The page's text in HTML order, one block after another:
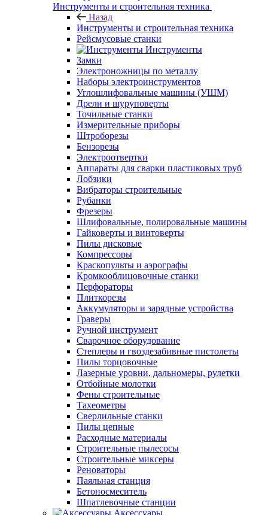
Инструменты и строительная техника
Назад
Инструменты и строительная техника
Рейсмусовые станки
Инструменты
Замки
Электроножницы по металлу
Наборы электроинструментов
Углошлифовальные машины (УШМ)
Дрели и шуруповерты
Точильные станки
Измерительные приборы
Штроборезы
Бензорезы
Электроотвертки
Аппараты для сварки пластиковых труб
Лобзики
Вибраторы строительные
Рубанки
Фрезеры
Шлифовальные, полировальные машины
Гайковерты и винтоверты
Пилы дисковые
Компрессоры
Краскопульты и аэрографы
Кромкооблицовочные станки
Перфораторы
Плиткорезы
Аккумуляторы и зарядные устройства
Граверы
Ручной инструмент
Сварочное оборудование
Степлеры и гвоздезабивные пистолеты
Пилы торцовочные
Лазерные уровни, дальномеры, рулетки
Отбойные молотки
Фены строительные
Тахеометры
Сверлильные станки
Пилы цепные
Расходные материалы
Строительные пылесосы
Строительные миксеры
Реноваторы
Паяльная станция
Бетоносмеситель
Шпатлевочные станции
Аксессуары